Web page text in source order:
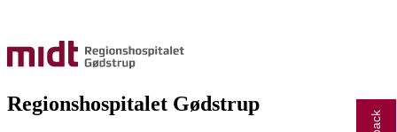
Regionshospitalet Gødstrup